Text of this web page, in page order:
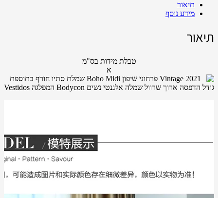
תיאור
מידע נוסף
תיאור
טבלת מידות בס"מ
א